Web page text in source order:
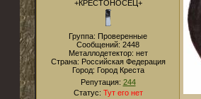
+КРЕСТОНОСЕЦ+
Группа: Проверенные
Сообщений: 2448
Металлодетектор: нет
Страна: Российская Федерация
Город: Город Креста
Репутация: 244
Статус: Тут его нет